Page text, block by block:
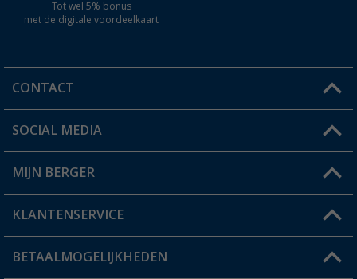
Tot wel 5% bonus
met de digitale voordeelkaart
CONTACT
Een vraag?
Winkel vinden
SOCIAL MEDIA
MIJN BERGER
Mijn account
Status bestelling
KLANTENSERVICE
FAQ & Contact
BETAALMOGELIJKHEDEN